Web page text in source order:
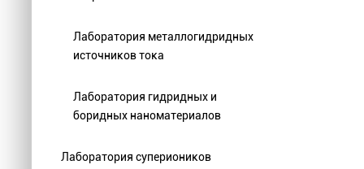
Лаборатория металлогидридных
источников тока
Лаборатория гидридных и
боридных наноматериалов
Лаборатория супериоников